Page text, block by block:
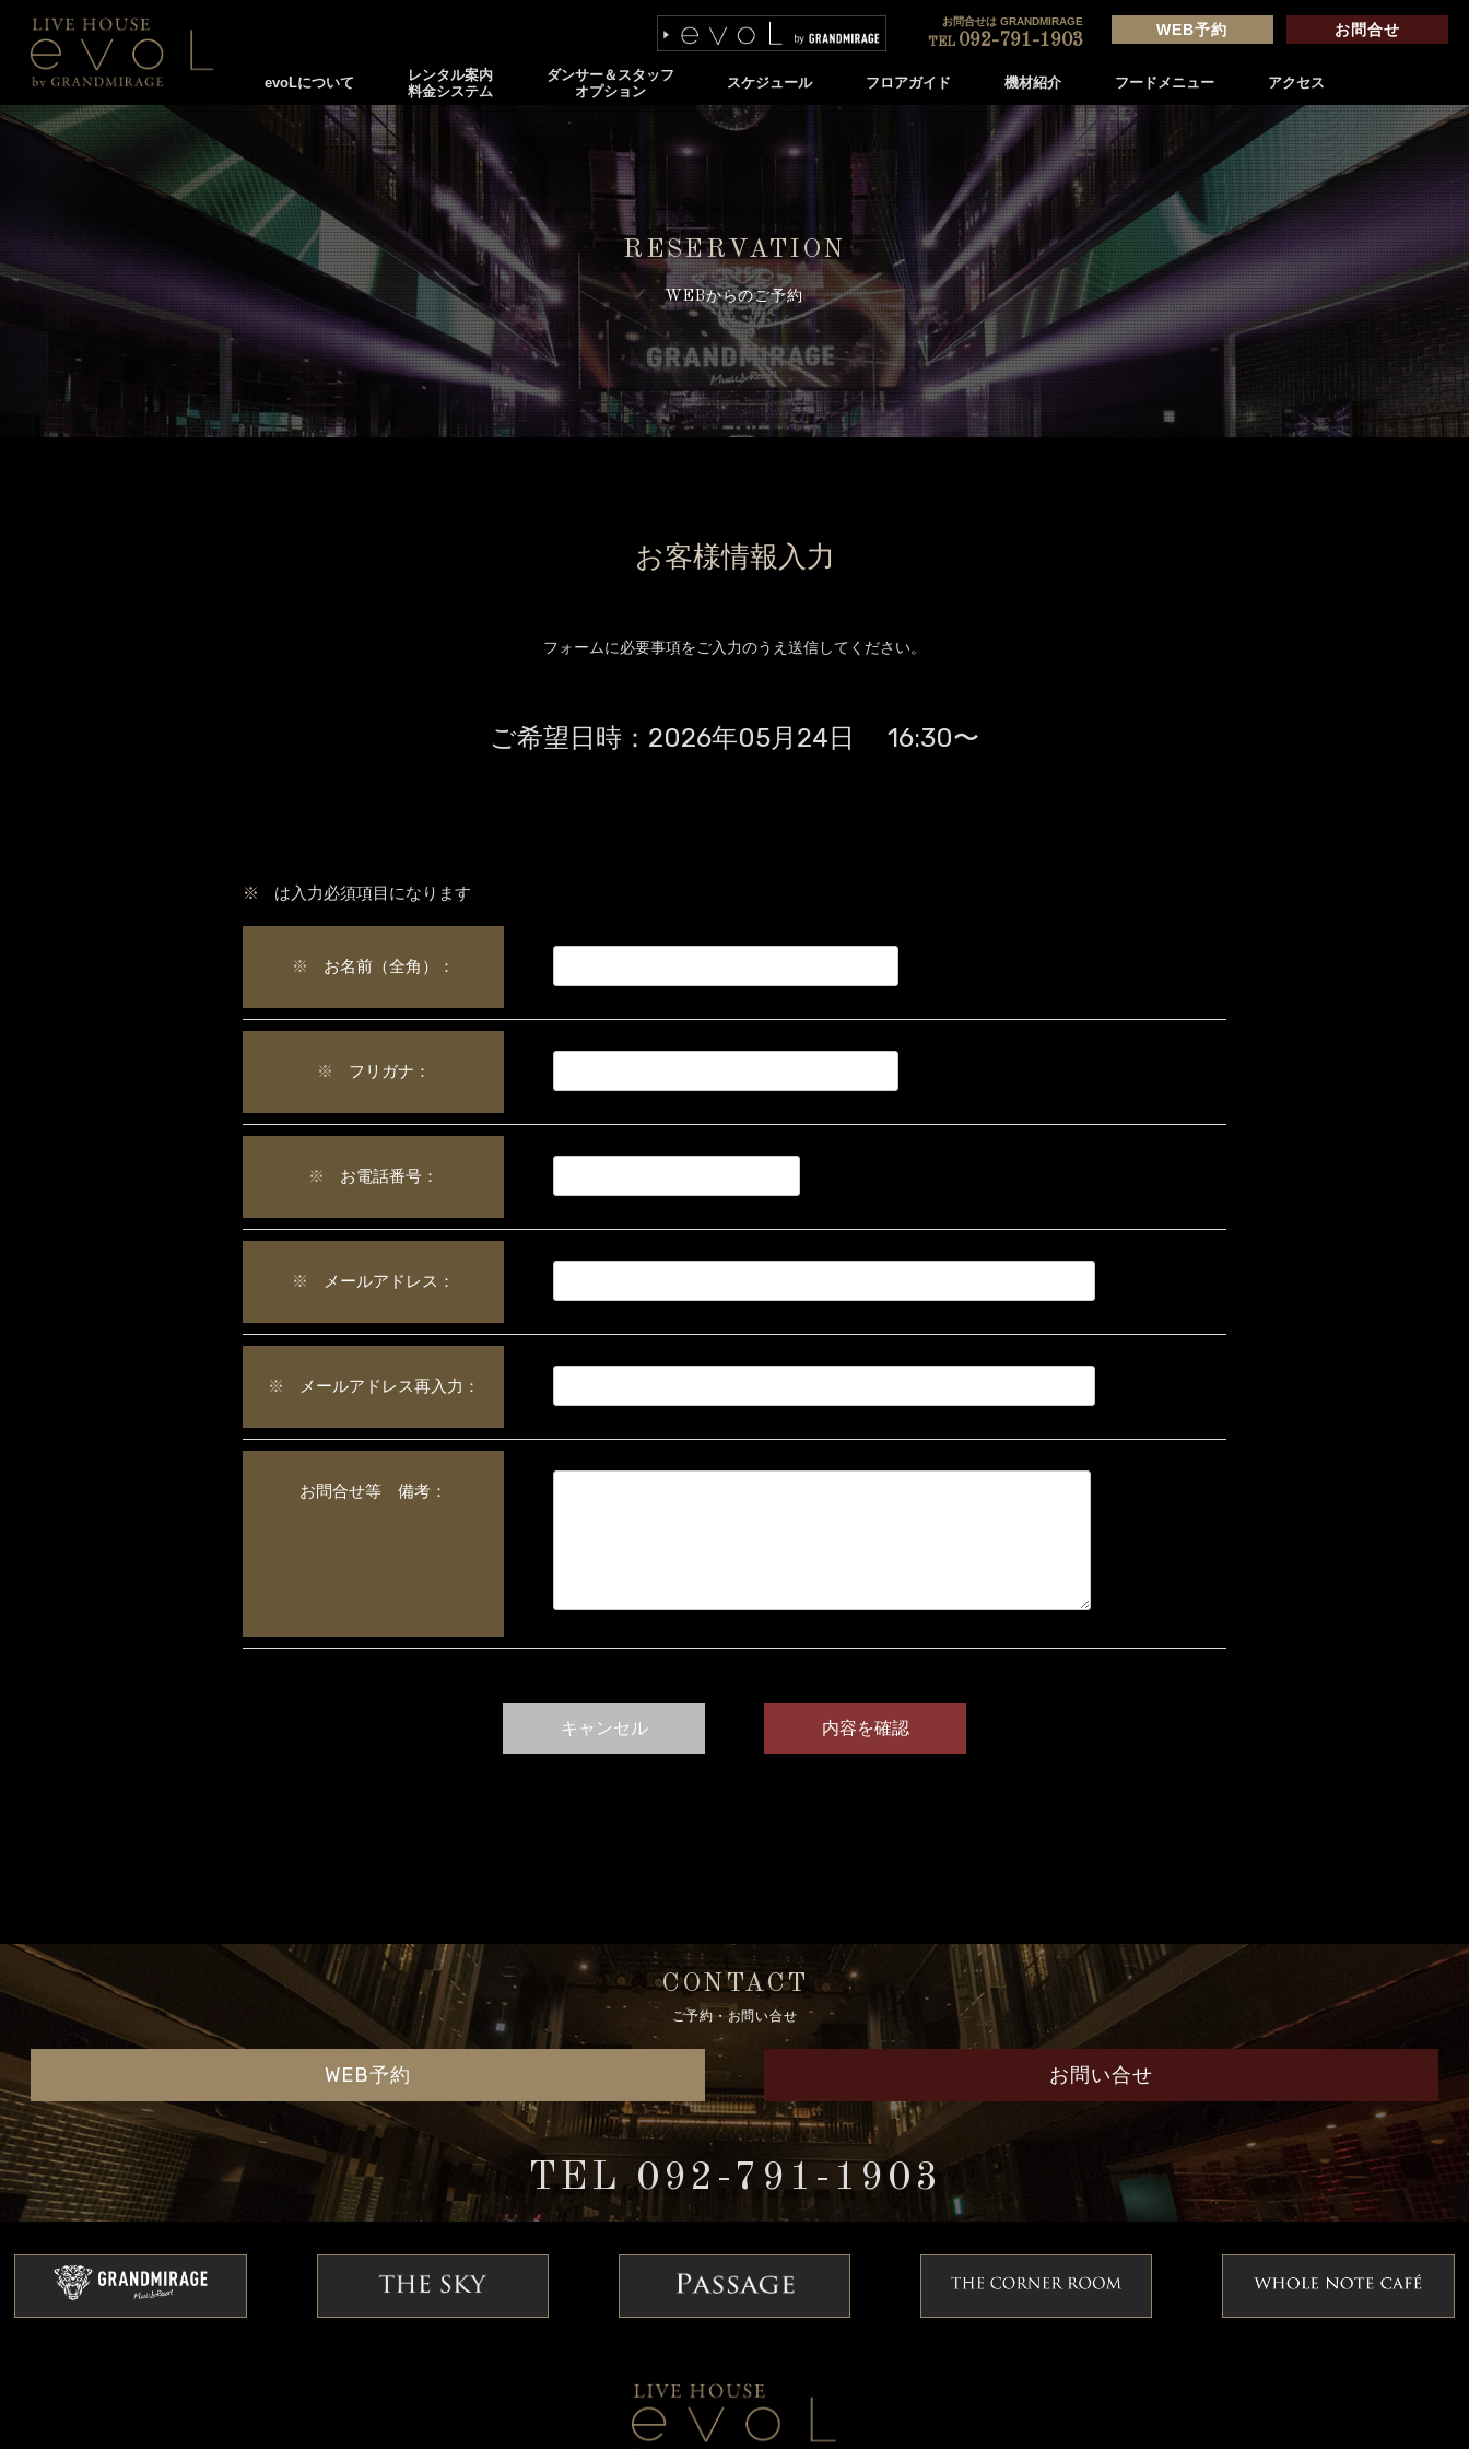
evoLについて
レンタル案内
料金システム
ダンサー＆スタッフ
オプション
スケジュール フロアガイド 機材紹介 フードメニュー アクセス
お問合せは GRANDMIRAGE
TEL 092-791-1903
WEB予約 お問合せ
RESERVATION
WEBからのご予約
お客様情報入力
フォームに必要事項をご入力のうえ送信してください。
ご希望日時： 2026年05月24日 16:30〜
※ は入力必須項目になります
※ お名前（全角）：
※ フリガナ：
※ お電話番号：
※ メールアドレス：
※ メールアドレス再入力：
お問合せ等 備考：
CONTACT
ご予約・お問い合せ
WEB予約 お問い合せ
TEL 092-791-1903